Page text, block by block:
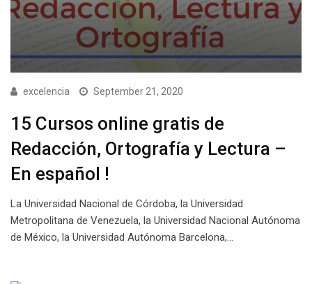
excelencia September 21, 2020
15 Cursos online gratis de
Redacción, Ortografía y Lectura –
En español !
La Universidad Nacional de Córdoba, la Universidad
Metropolitana de Venezuela, la Universidad Nacional Autónoma
de México, la Universidad Autónoma Barcelona,…